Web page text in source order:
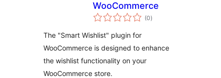
WooCommerce
(0αξιολογήσεις
σύνολο
)
The "Smart Wishlist" plugin for
WooCommerce is designed to enhance
the wishlist functionality on your
WooCommerce store.